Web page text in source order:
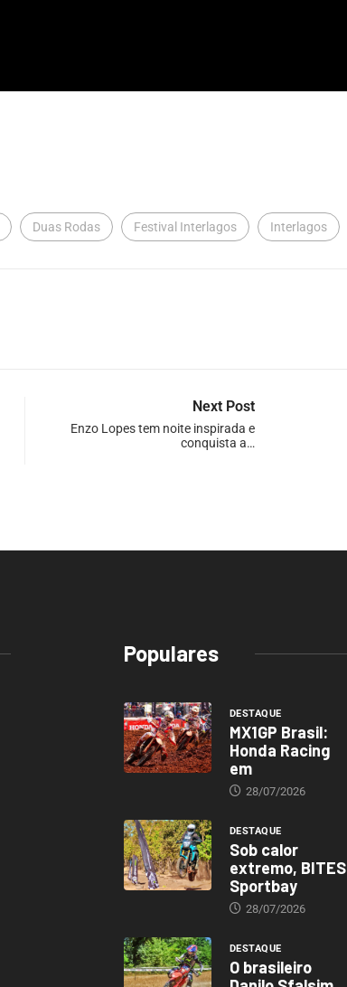
Duas Rodas Festival Interlagos Interlagos
Next Post
Enzo Lopes tem noite inspirada e
conquista a…
Populares
DESTAQUE
MX1GP Brasil:
Honda Racing
em
28/07/2026
DESTAQUE
Sob calor
extremo, BITES
Sportbay
28/07/2026
DESTAQUE
O brasileiro